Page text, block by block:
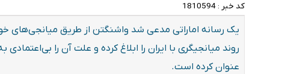
کد خبر : 1810594
یک رسانه اماراتی مدعی شد واشنگتن از طریق میانجی‌های
روند میانجیگری با ایران را ابلاغ کرده و علت آن را بی‌اعتمادی
عنوان کرده است.